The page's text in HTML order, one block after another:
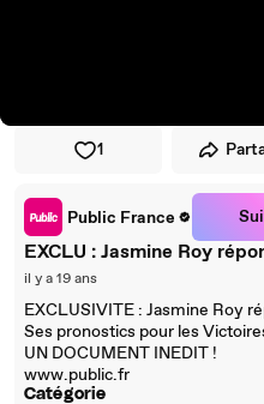
1
Public France
EXCLU : Jasmine Roy
il y a 19 ans
EXCLUSIVITE : Jasmine Roy
Ses pronostics pour les
UN DOCUMENT INEDIT !
www.public.fr
Catégorie